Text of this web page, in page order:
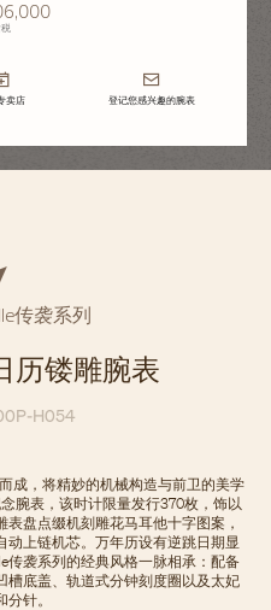
卖店 登记您感兴趣的腕表
传袭系列
历镂雕腕表
H054
成，将精妙的机械构造与前卫的美学
腕表，该时计限量发行370枚，饰以
盘点缀机刻雕花马耳他十字图案，
上链机芯。万年历设有逆跳日期显
传袭系列的经典风格一脉相承：配备
槽底盖、轨道式分钟刻度圈以及太妃
针。